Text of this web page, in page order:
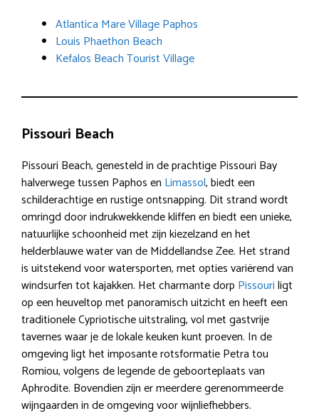
Atlantica Mare Village Paphos
Louis Phaethon Beach
Kefalos Beach Tourist Village
Pissouri Beach
Pissouri Beach, genesteld in de prachtige Pissouri Bay
halverwege tussen Paphos en Limassol, biedt een
schilderachtige en rustige ontsnapping. Dit strand wordt
omringd door indrukwekkende kliffen en biedt een unieke,
natuurlijke schoonheid met zijn kiezelzand en het
helderblauwe water van de Middellandse Zee. Het strand
is uitstekend voor watersporten, met opties variërend van
windsurfen tot kajakken. Het charmante dorp Pissouriligt
op een heuveltop met panoramisch uitzicht en heeft een
traditionele Cypriotische uitstraling, vol met gastvrije
tavernes waar je de lokale keuken kunt proeven. In de
omgeving ligt het imposante rotsformatie Petra tou
Romiou, volgens de legende de geboorteplaats van
Aphrodite. Bovendien zijn er meerdere gerenommeerde
wijngaarden in de omgeving voor wijnliefhebbers.